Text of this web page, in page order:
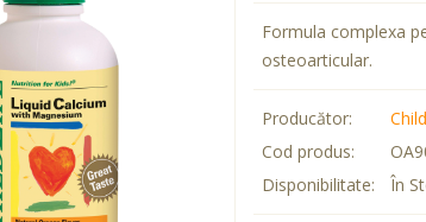
Formula complexa
osteoarticular.
Producător:
Cod produs:
Disponibilitate:
În